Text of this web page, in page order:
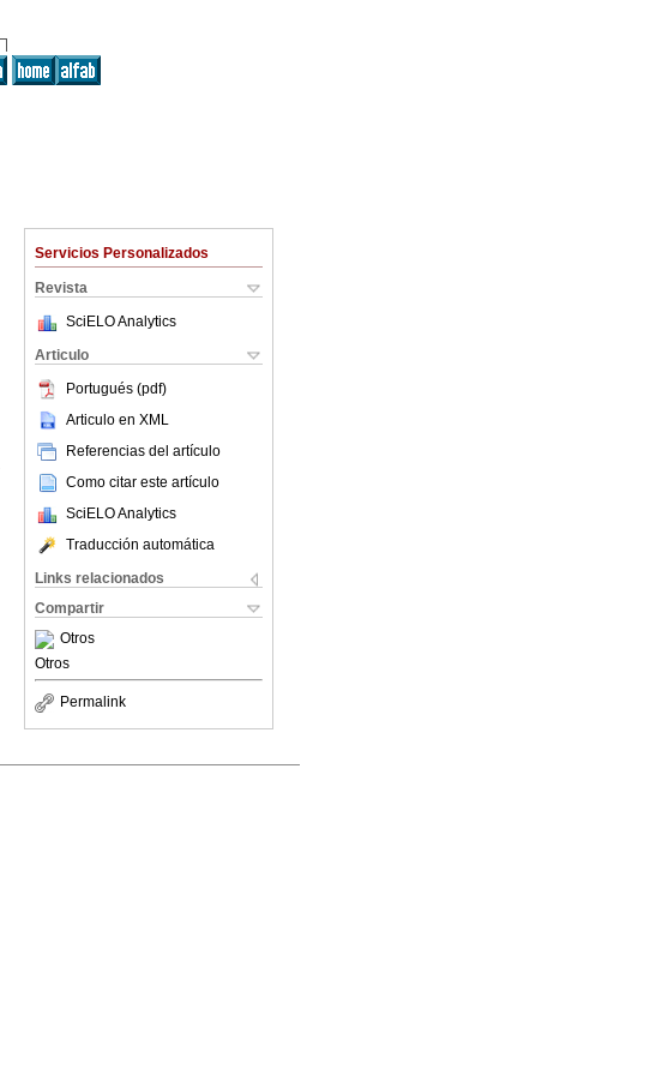
Servicios Personalizados
Revista
SciELO Analytics
Articulo
Portugués (pdf)
Articulo en XML
Referencias del artículo
Como citar este artículo
SciELO Analytics
Traducción automática
Links relacionados
Compartir
Otros
Otros
Permalink